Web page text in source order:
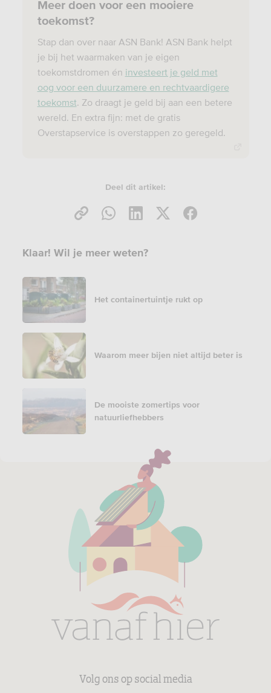
Meer doen voor een mooiere
toekomst?
Stap dan over naar ASN Bank! ASN Bank helpt
je bij het waarmaken van je eigen
toekomstdromen én investeert je geld met
oog voor een duurzamere en rechtvaardigere
toekomst. Zo draagt je geld bij aan een betere
wereld. En extra fijn: met de gratis
Overstapservice is overstappen zo geregeld.
Deel dit artikel:
Klaar! Wil je meer weten?
Het containertuintje rukt op
Waarom meer bijen niet altijd beter is
De mooiste zomertips voor
natuurliefhebbers
Volg ons op social media